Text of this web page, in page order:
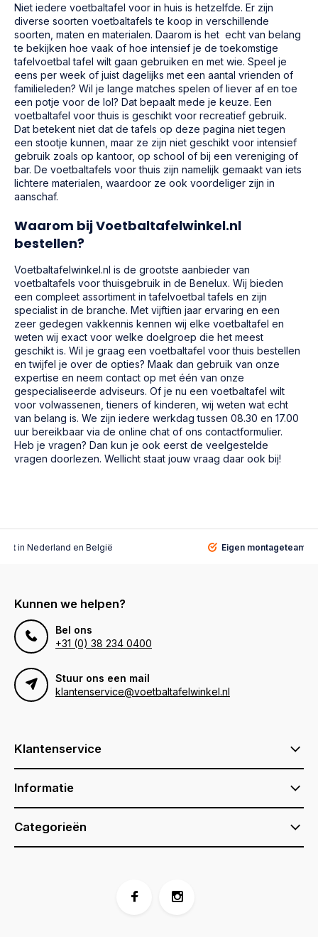
Niet iedere voetbaltafel voor in huis is hetzelfde. Er zijn
diverse soorten voetbaltafels te koop in verschillende
soorten, maten en materialen. Daarom is het echt van belang
te bekijken hoe vaak of hoe intensief je de toekomstige
tafelvoetbal tafel wilt gaan gebruiken en met wie. Speel je
eens per week of juist dagelijks met een aantal vrienden of
familieleden? Wil je lange matches spelen of liever af en toe
een potje voor de lol? Dat bepaalt mede je keuze. Een
voetbaltafel voor thuis is geschikt voor recreatief gebruik.
Dat betekent niet dat de tafels op deze pagina niet tegen
een stootje kunnen, maar ze zijn niet geschikt voor intensief
gebruik zoals op kantoor, op school of bij een vereniging of
bar. De voetbaltafels voor thuis zijn namelijk gemaakt van iets
lichtere materialen, waardoor ze ook voordeliger zijn in
aanschaf.
Waarom bij Voetbaltafelwinkel.nl
bestellen?
Voetbaltafelwinkel.nl is de grootste aanbieder van
voetbaltafels voor thuisgebruik in de Benelux. Wij bieden
een compleet assortiment in tafelvoetbal tafels en zijn
specialist in de branche. Met vijftien jaar ervaring en een
zeer gedegen vakkennis kennen wij elke voetbaltafel en
weten wij exact voor welke doelgroep die het meest
geschikt is. Wil je graag een voetbaltafel voor thuis bestellen
en twijfel je over de opties? Maak dan gebruik van onze
expertise en neem contact op met één van onze
gespecialiseerde adviseurs. Of je nu een voetbaltafel wilt
voor volwassenen, tieners of kinderen, wij weten wat echt
van belang is. We zijn iedere werkdag tussen 08.30 en 17.00
uur bereikbaar via de online chat of ons contactformulier.
Heb je vragen? Dan kun je ook eerst de veelgestelde
vragen doorlezen. Wellicht staat jouw vraag daar ook bij!
in Nederland en België Eigen montageteam
Kunnen we helpen?
Bel ons
+31 (0) 38 234 0400
Stuur ons een mail
klantenservice@voetbaltafelwinkel.nl
Klantenservice
Informatie
Categorieën